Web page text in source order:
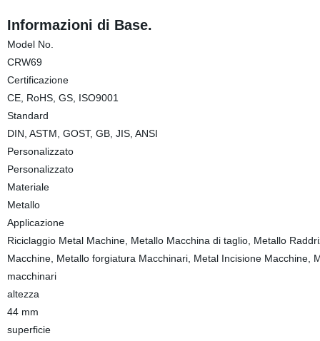
Informazioni di Base.
Model No.
CRW69
Certificazione
CE, RoHS, GS, ISO9001
Standard
DIN, ASTM, GOST, GB, JIS, ANSI
Personalizzato
Personalizzato
Materiale
Metallo
Applicazione
Riciclaggio Metal Machine, Metallo Macchina di taglio, Metallo
Macchine, Metallo forgiatura Macchinari, Metal Incisione Macchine,
macchinari
altezza
44 mm
superficie